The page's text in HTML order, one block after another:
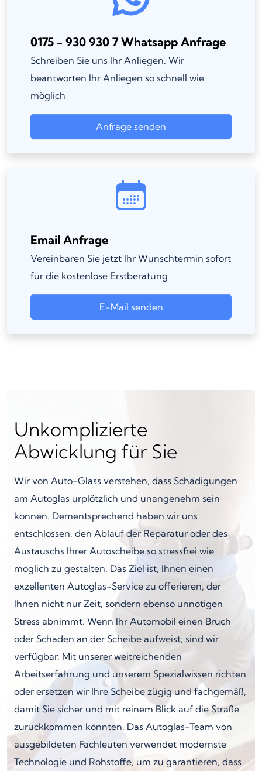
0175 - 930 930 7 Whatsapp Anfrage
Schreiben Sie uns Ihr Anliegen. Wir
beantworten Ihr Anliegen so schnell wie
möglich
Anfrage senden
Email Anfrage
Vereinbaren Sie jetzt Ihr Wunschtermin sofort
für die kostenlose Erstberatung
E-Mail senden
Unkomplizierte
Abwicklung für Sie
Wir von Auto-Glass verstehen, dass Schädigungen
am Autoglas urplötzlich und unangenehm sein
können. Dementsprechend haben wir uns
entschlossen, den Ablauf der Reparatur oder des
Austauschs Ihrer Autoscheibe so stressfrei wie
möglich zu gestalten. Das Ziel ist, Ihnen einen
exzellenten Autoglas-Service zu offerieren, der
Ihnen nicht nur Zeit, sondern ebenso unnötigen
Stress abnimmt. Wenn Ihr Automobil einen Bruch
oder Schaden an der Scheibe aufweist, sind wir
verfügbar. Mit unserer weitreichenden
Arbeitserfahrung und unserem Spezialwissen richten
oder ersetzen wir Ihre Scheibe zügig und fachgemäß,
damit Sie sicher und mit reinem Blick auf die Straße
zurückkommen könnten. Das Autoglas-Team von
ausgebildeten Fachleuten verwendet modernste
Technologie und Rohstoffe, um zu garantieren, dass